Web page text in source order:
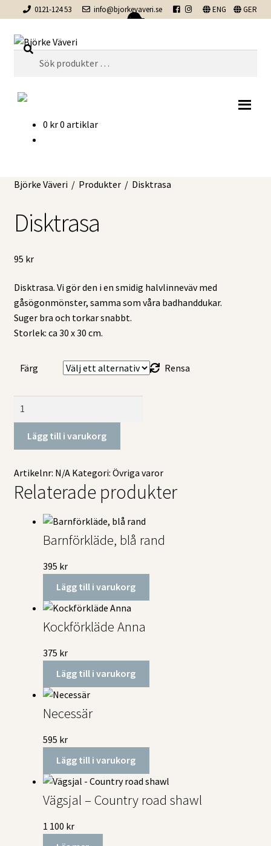
0121-124 53 info@bjorkevaveri.se ENG GER
Hoppa
till
navigering
Hoppa
till
Sök
Sök
0 kr0 artiklar
Björke Väveri/ Produkter/ Disktrasa
Disktrasa
95 kr
Disktrasa. Vi gör den i en smidig halvlinneväv med
gåsögonmönster, samma som våra badhanddukar.
Suger bra och torkar snabbt.
Storlek: ca 30 x 30 cm.
Färg Rensa
Lägg till i varukorg
Artikelnr: N/A Kategori: Övriga varor
Relaterade produkter
Barnförkläde, blå rand
395 kr
Lägg till i varukorg
Kockförkläde Anna
375 kr
Lägg till i varukorg
Necessär
595 kr
Lägg till i varukorg
Vägsjal – Country road shawl
1 100 kr